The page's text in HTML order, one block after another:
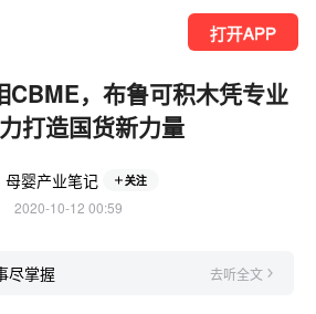
打开APP
CBME，布鲁可积木凭专业
打造国货新力量
母婴产业笔记 关注
2020-10-12 00:59
尽掌握 去听全文